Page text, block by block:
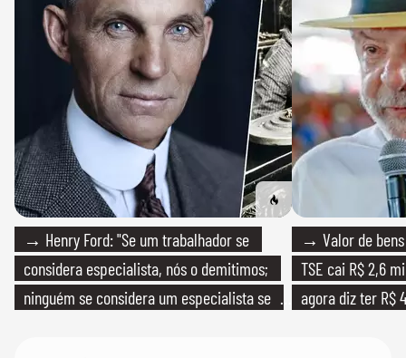
→ Henry Ford: "Se um trabalhador se
considera especialista, nós o demitimos;
ninguém se considera um especialista se
→ Valor de
TSE cai R$ 2,6
agora diz ter R$